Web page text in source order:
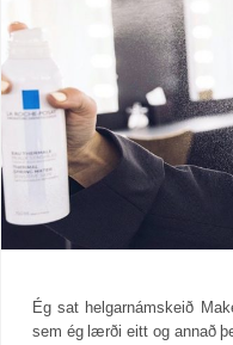
Ég sat helgarnámskeið
sem ég lærði eitt og annað